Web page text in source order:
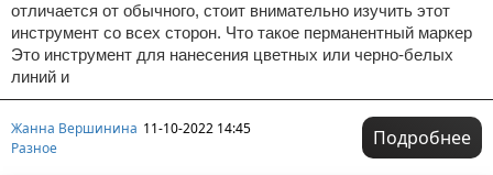
отличается от обычного, стоит внимательно изучить этот
инструмент со всех сторон. Что такое перманентный маркер
Это инструмент для нанесения цветных или черно-белых
линий и
Жанна Вершинина 11-10-2022 14:45
Разное
Подробнее